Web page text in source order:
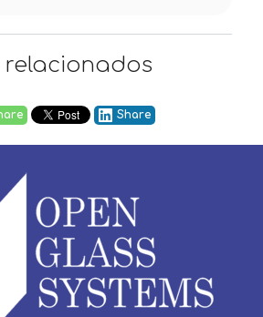
relacionados
Share